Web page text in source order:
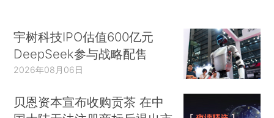
宇树科技IPO估值600亿元
DeepSeek参与战略配售
2026年08月06日
贝恩资本宣布收购贡茶 在中